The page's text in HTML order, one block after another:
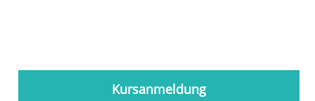
Kursanmeldung